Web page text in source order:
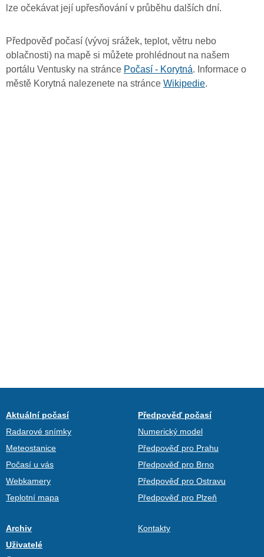
lze očekávat její upřesňování v průběhu dalších dní.
Předpověď počasí (vývoj srážek, teplot, větru nebo
oblačnosti) na mapě si můžete prohlédnout na našem
portálu Ventusky na stránce Počasí - Korytná. Informace o
městě Korytná nalezenete na stránce Wikipedie.
Aktuální počasí
Radarové snímky
Meteostanice
Počasí u vás
Webkamery
Teplotní mapa
Předpověď počasí
Numerický model
Předpověď pro Prahu
Předpověď pro Brno
Předpověď pro Ostravu
Předpověď pro Plzeň
Archiv
Uživatelé
Kontakty